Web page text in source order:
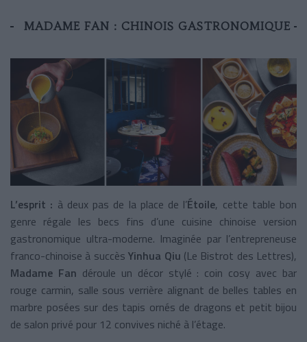
MADAME FAN : CHINOIS GASTRONOMIQUE
L’esprit : à deux pas de la place de l’Étoile, cette table bon
genre régale les becs fins d’une cuisine chinoise version
gastronomique ultra-moderne. Imaginée par l’entrepreneuse
franco-chinoise à succèsYinhua Qiu (Le Bistrot des Lettres),
Madame Fan déroule un décor stylé : coin cosy avec bar
rouge carmin, salle sous verrière alignant de belles tables en
marbre posées sur des tapis ornés de dragons et petit bijou
de salon privé pour 12 convives niché à l’étage.